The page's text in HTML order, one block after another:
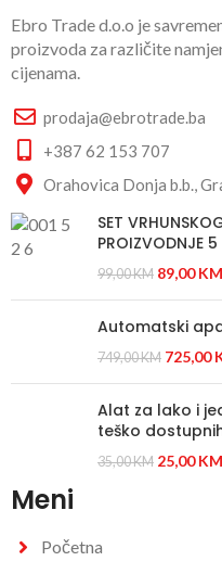
Ebro Trade d.o.o je
proizvoda za različite
cijenama.
prodaja@ebrotrade.ba
+387 62 153 707
Orahovica Donja b.b.,
SET
PROIZVODNJE 5
99,00KM 89,00KM
Automatski
749,00KM 725,00
Alat za lako i
teško
35,00KM 25,00KM
Meni
Početna